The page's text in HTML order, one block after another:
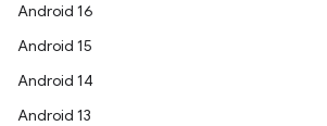
Android 16
Android 15
Android 14
Android 13